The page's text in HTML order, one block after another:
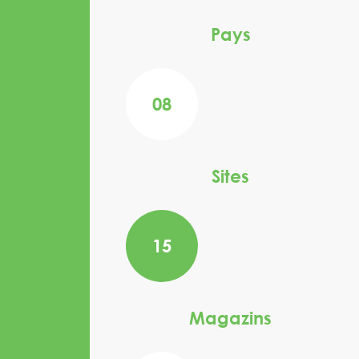
Pays
08
Sites
15
Magazins